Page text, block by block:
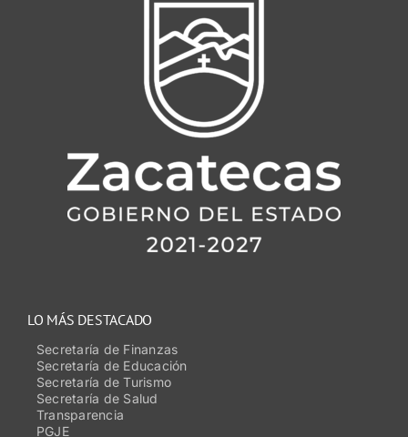
LO MÁS DESTACADO
Secretaría de Finanzas
Secretaría de Educación
Secretaría de Turismo
Secretaría de Salud
Transparencia
PGJE